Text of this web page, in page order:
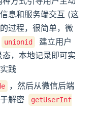
息和服务端交互 (这
过程，很简单，微
unionid
建立用户
，本地记录即可实
践
，然后从微信后端
解密
getUserInf